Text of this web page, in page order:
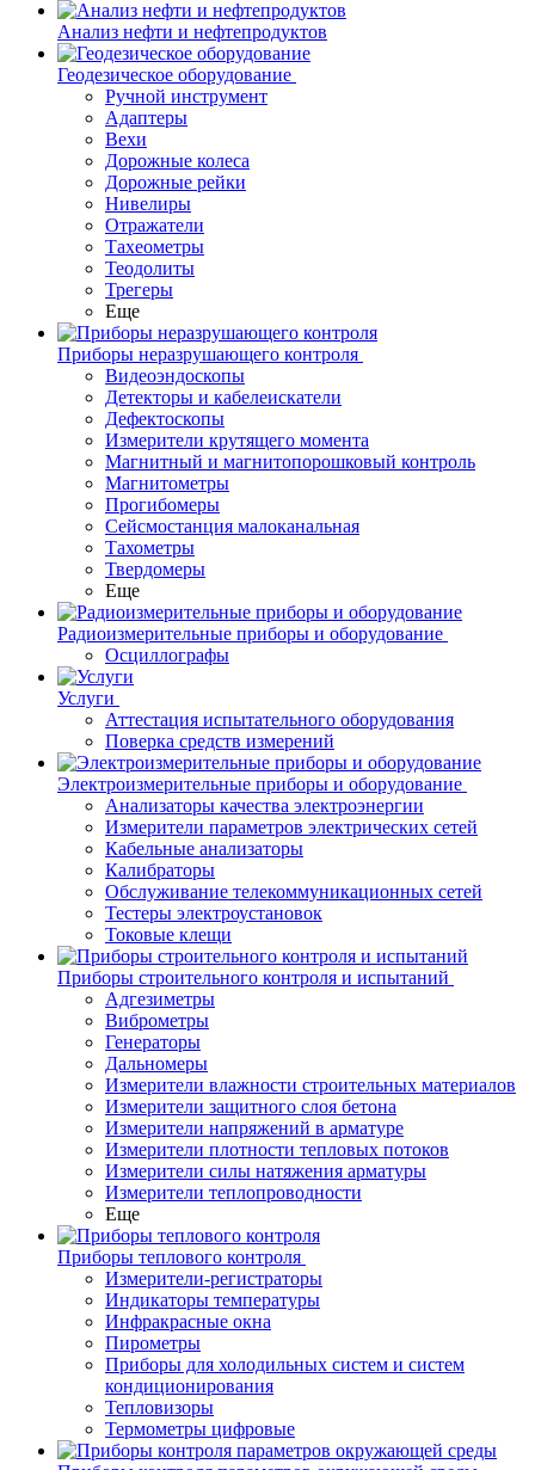
Анализ нефти и нефтепродуктов
Геодезическое оборудование
Ручной инструмент
Адаптеры
Вехи
Дорожные колеса
Дорожные рейки
Нивелиры
Отражатели
Тахеометры
Теодолиты
Трегеры
Еще
Приборы неразрушающего контроля
Видеоэндоскопы
Детекторы и кабелеискатели
Дефектоскопы
Измерители крутящего момента
Магнитный и магнитопорошковый контроль
Магнитометры
Прогибомеры
Сейсмостанция малоканальная
Тахометры
Твердомеры
Еще
Радиоизмерительные приборы и оборудование
Осциллографы
Услуги
Аттестация испытательного оборудования
Поверка средств измерений
Электроизмерительные приборы и оборудование
Анализаторы качества электроэнергии
Измерители параметров электрических сетей
Кабельные анализаторы
Калибраторы
Обслуживание телекоммуникационных сетей
Тестеры электроустановок
Токовые клещи
Приборы строительного контроля и испытаний
Адгезиметры
Виброметры
Генераторы
Дальномеры
Измерители влажности строительных материалов
Измерители защитного слоя бетона
Измерители напряжений в арматуре
Измерители плотности тепловых потоков
Измерители силы натяжения арматуры
Измерители теплопроводности
Еще
Приборы теплового контроля
Измерители-регистраторы
Индикаторы температуры
Инфракрасные окна
Пирометры
Приборы для холодильных систем и систем
кондиционирования
Тепловизоры
Термометры цифровые